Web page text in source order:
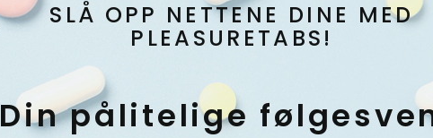
SLÅ OPP NETTENE DINE MED
PLEASURETABS!
Din pålitelige